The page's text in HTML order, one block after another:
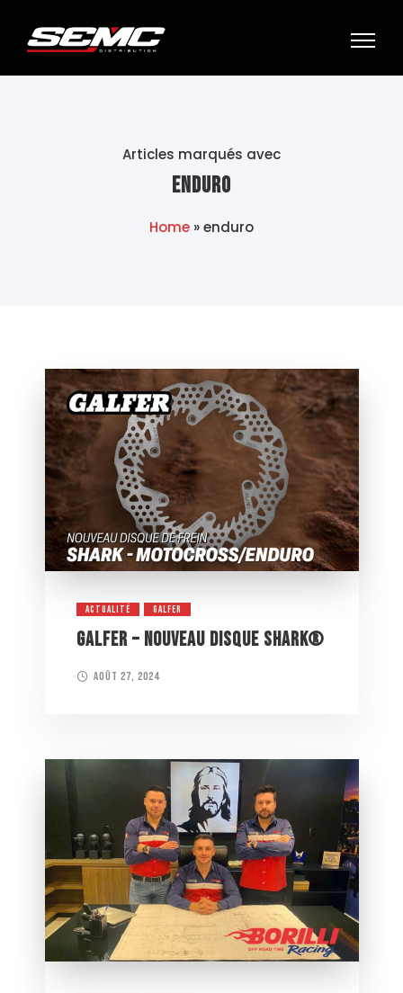
Articles marqués avec
enduro
Home »enduro
ACTUALITÉ GALFER
GALFER – NOUVEAU DISQUE SHARK®
août 27, 2024